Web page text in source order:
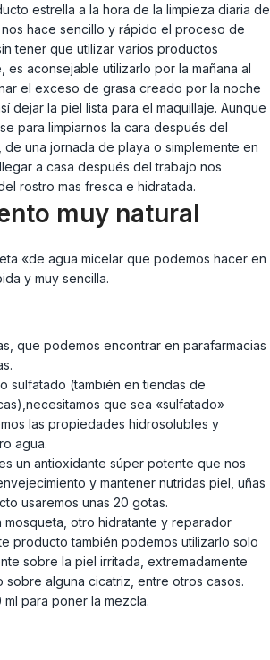
estrella a la hora de la limpieza diaria de
hace sencillo y rápido el proceso de
tener que utilizar varios productos
es aconsejable utilizarlo por la mañana al
el exceso de grasa creado por la noche
dejar la piel lista para el maquillaje. Aunque
para limpiarnos la cara después del
una jornada de playa o simplemente en
a casa después del trabajo nos
rostro mas fresca e hidratada.
muy natural
«de agua micelar que podemos hacer en
y muy sencilla.
que podemos encontrar en parafarmacias
sulfatado (también en tiendas de
que sea «sulfatado»
las propiedades hidrosolubles y
agua.
un antioxidante súper potente que nos
y mantener nutridas piel, uñas
usaremos unas 20 gotas.
mosqueta, otro hidratante y reparador
producto también podemos utilizarlo solo
sobre la piel irritada, extremadamente
alguna cicatriz, entre otros casos.
para poner la mezcla.